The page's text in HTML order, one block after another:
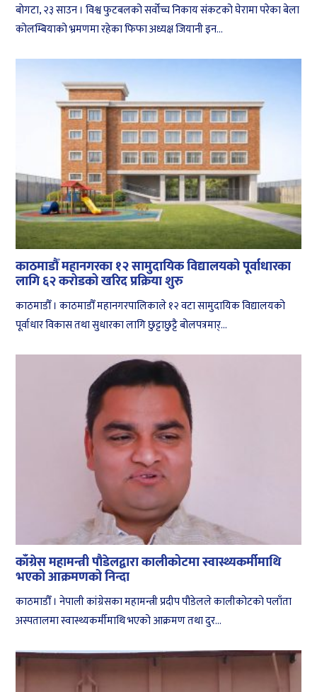
बाेगटा, २३ साउन । विश्व फुटबलको सर्वोच्च निकाय संकटको घेरामा परेका बेला
कोलम्बियाको भ्रमणमा रहेका फिफा अध्यक्ष जियानी इन...
काठमाडौँ महानगरका १२ सामुदायिक विद्यालयको पूर्वाधारका
लागि ६२ करोडको खरिद प्रक्रिया शुरु
काठमाडौँ । काठमाडौँ महानगरपालिकाले १२ वटा सामुदायिक विद्यालयको
पूर्वाधार विकास तथा सुधारका लागि छुट्टाछुट्टै बोलपत्रमार्...
काँग्रेस महामन्त्री पौडेलद्वारा कालीकोटमा स्वास्थ्यकर्मीमाथि
भएको आक्रमणको निन्दा
काठमाडौँ । नेपाली कांग्रेसका महामन्त्री प्रदीप पौडेलले कालीकोटको पलाँता
अस्पतालमा स्वास्थ्यकर्मीमाथि भएको आक्रमण तथा दुर...